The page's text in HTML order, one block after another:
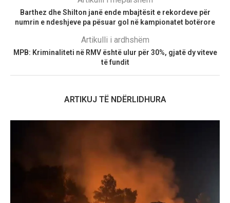
Barthez dhe Shilton janë ende mbajtësit e rekordeve për
numrin e ndeshjeve pa pësuar gol në kampionatet botërore
Artikulli i ardhshëm
MPB: Kriminaliteti në RMV është ulur për 30%, gjatë dy viteve
të fundit
ARTIKUJ TË NDËRLIDHURA